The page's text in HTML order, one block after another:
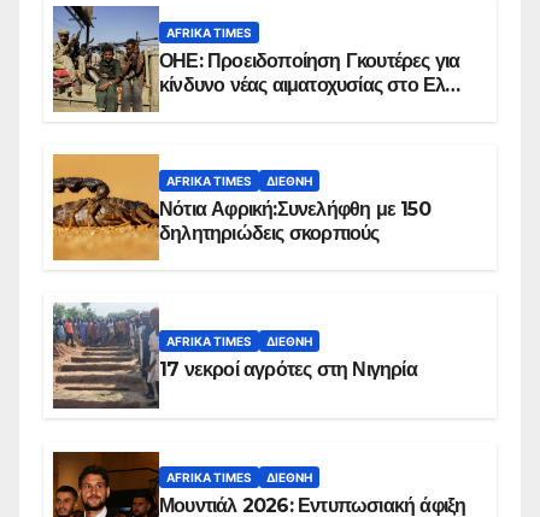
AFRIKA TIMES
ΟΗΕ: Προειδοποίηση Γκουτέρες για
κίνδυνο νέας αιματοχυσίας στο Ελ
AFRIKA TIMES ΔΙΕΘΝΉ
Νότια Αφρική:Συνελήφθη με 150
δηλητηριώδεις σκορπιούς
AFRIKA TIMES ΔΙΕΘΝΉ
17 νεκροί αγρότες στη Νιγηρία
AFRIKA TIMES ΔΙΕΘΝΉ
Μουντιάλ 2026: Εντυπωσιακή άφιξη